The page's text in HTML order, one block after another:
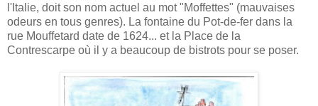
l'Italie, doit son nom actuel au mot "Moffettes" (mauvaises
odeurs en tous genres). La fontaine du Pot-de-fer dans la
rue Mouffetard date de 1624... et la Place de la
Contrescarpe où il y a beaucoup de bistrots pour se poser.